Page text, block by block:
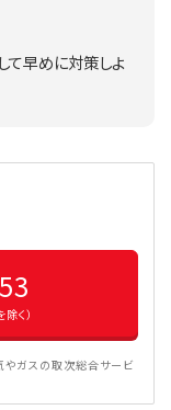
て早めに対策しよ
く）
ガスの取次総合サービ